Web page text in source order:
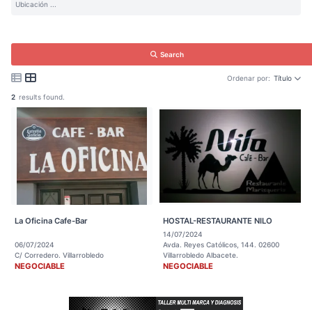
Search
Ordenar por: Título
2 results found.
La Oficina Cafe-Bar
06/07/2024
C/ Corredero. Villarrobledo
NEGOCIABLE
HOSTAL-RESTAURANTE NILO
14/07/2024
Avda. Reyes Católicos, 144. 02600
Villarrobledo Albacete.
NEGOCIABLE